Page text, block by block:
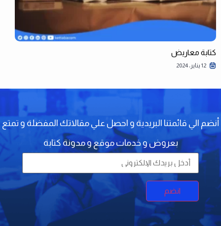
كتابة معاريض
12 يناير، 2024
أنضم الي قائمتنا البريدية و احصل علي مقالاتك المفضلة و تمتع
بعروض و خدمات موقع و مدونة كتابة